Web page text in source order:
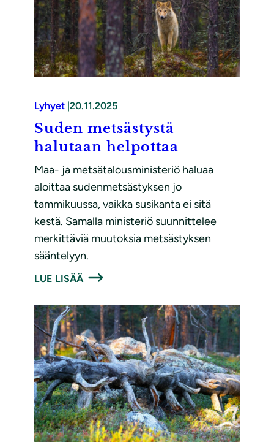
Lyhyet |20.11.2025
Suden metsästystä
halutaan helpottaa
Maa- ja metsätalousministeriö haluaa
aloittaa sudenmetsästyksen jo
tammikuussa, vaikka susikanta ei sitä
kestä. Samalla ministeriö suunnittelee
merkittäviä muutoksia metsästyksen
sääntelyyn.
LUE LISÄÄ